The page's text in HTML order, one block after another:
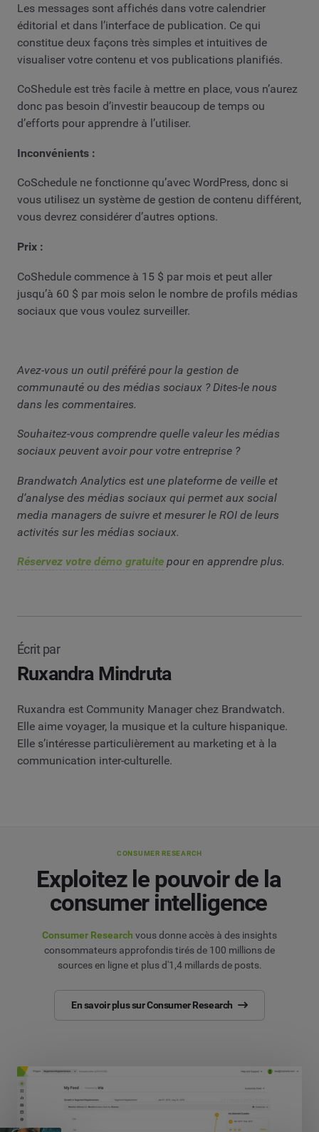
Les messages sont affichés dans votre calendrier
éditorial et dans l’interface de publication. Ce qui
constitue deux façons très simples et intuitives de
visualiser votre contenu et vos publications planifiés.
CoShedule est très facile à mettre en place, vous n’aurez
donc pas besoin d’investir beaucoup de temps ou
d’efforts pour apprendre à l’utiliser.
Inconvénients :
CoSchedule ne fonctionne qu’avec WordPress, donc si
vous utilisez un système de gestion de contenu différent,
vous devrez considérer d’autres options.
Prix :
CoShedule commence à 15 $ par mois et peut aller
jusqu’à 60 $ par mois selon le nombre de profils médias
sociaux que vous voulez surveiller.
Avez-vous un outil préféré pour la gestion de
communauté ou des médias sociaux ? Dites-le nous
dans les commentaires.
Souhaitez-vous comprendre quelle valeur les médias
sociaux peuvent avoir pour votre entreprise ?
Brandwatch Analytics est une plateforme de veille et
d’analyse des médias sociaux qui permet aux social
media managers de suivre et mesurer le ROI de leurs
activités sur les médias sociaux.
Réservez votre démo gratuite pour en apprendre plus.
Écrit par
Ruxandra Mindruta
Ruxandra est Community Manager chez Brandwatch.
Elle aime voyager, la musique et la culture hispanique.
Elle s’intéresse particulièrement au marketing et à la
communication inter-culturelle.
CONSUMER RESEARCH
Exploitez le pouvoir de la
consumer intelligence
Consumer Research vous donne accès à des insights
consommateurs approfondis tirés de 100 millions de
sources en ligne et plus d'1,4 millards de posts.
En savoir plus sur Consumer Research